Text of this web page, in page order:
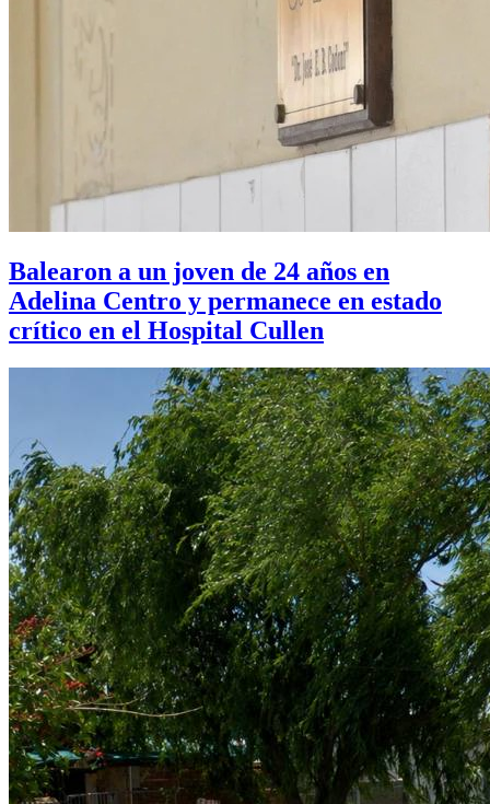
Balearon a un joven de 24 años en
Adelina Centro y permanece en estado
crítico en el Hospital Cullen